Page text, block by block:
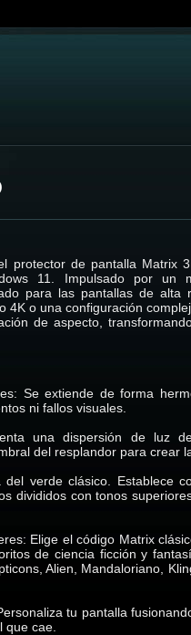
protector de pantalla Matrix
11. Impulsado por un
para las pantallas de alta
4K o una configuración
de aspecto,
Se extiende de forma
ni fallos visuales.
una dispersión de luz
del resplandor para crear
verde clásico. Establece
divididos con tonos
Elige el código Matrix
de ciencia ficción y
Alien, Mandaloriano,
tu pantalla
que cae.